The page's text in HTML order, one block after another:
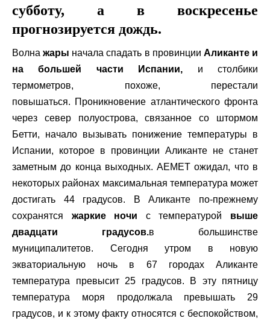
субботу, а в воскресенье
прогнозируется дождь.
Волнажары начала спадать в провинции Аликанте и
на большей части Испании, и столбики
термометров, похоже, перестали
повышаться. Проникновение атлантического фронта
через север полуострова, связанное со штормом
Бетти, начало вызывать понижение температуры в
Испании, которое в провинции Аликанте не станет
заметным до конца выходных. AEMET ожидал, что в
некоторых районах максимальная температура может
достигать 44 градусов. В Аликанте по-прежнему
сохранятся жаркие ночи с температурой выше
двадцати градусов.в большинстве
муниципалитетов. Сегодня утром в новую
экваториальную ночь в 67 городах Аликанте
температура превысит 25 градусов. В эту пятницу
температура моря продолжала превышать 29
градусов, и к этому факту относятся с беспокойством,